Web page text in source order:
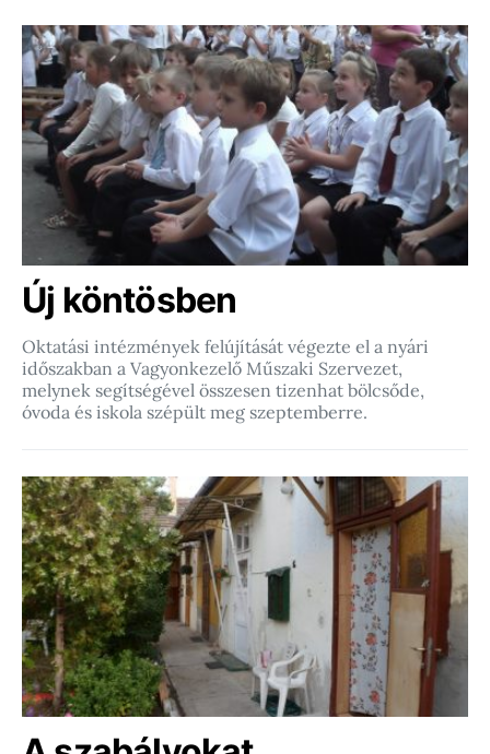
Új köntösben
Oktatási intézmények felújítását végezte el a nyári
időszakban a Vagyonkezelő Műszaki Szervezet,
melynek segítségével összesen tizenhat bölcsőde,
óvoda és iskola szépült meg szeptemberre.